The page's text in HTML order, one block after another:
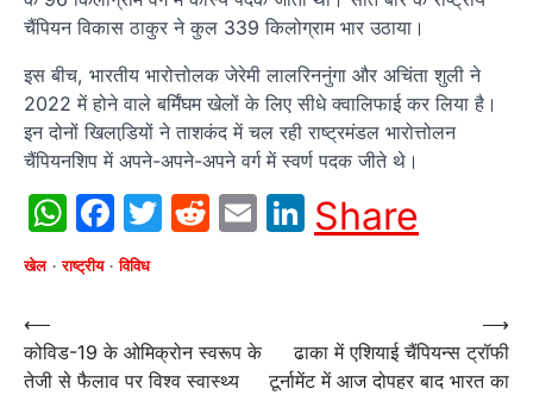
चैंपियन विकास ठाकुर ने कुल 339 किलोग्राम भार उठाया।
इस बीच, भारतीय भारोत्तोलक जेरेमी लालरिननुंगा और अचिंता शुली ने
2022 में होने वाले बर्मिंघम खेलों के लिए सीधे क्वालिफाई कर लिया है।
इन दोनों खिलाडि़यों ने ताशकंद में चल रही राष्ट्रमंडल भारोत्तोलन
चैंपियनशिप में अपने-अपने-अपने वर्ग में स्वर्ण पदक जीते थे।
WhatsApp
Facebook
Twitter
Reddit
EmailLinkedIn
Share
खेल राष्ट्रीय विविध
Post
navigation
⟵
कोविड-19 के ओमिक्रोन स्वरूप के
तेजी से फैलाव पर विश्व स्वास्थ्य
ढाका में एशियाई चैंपियन्‍स ट्रॉफी
टूर्नामेंट में आज दोपहर बाद भारत का
⟶